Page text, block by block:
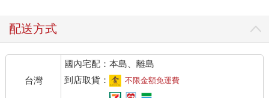
1.布魯克林跳蚤市集Brooklyn Flea
選在同一個場地，同時在每週六營業。布魯克林跳蚤市集的攤家
很多元，從服飾、家具到美食，選擇非常多。這裡的商品一樣主
打復古，古著的二手家具、玩具與vintage服飾，僅此一件的款式
不怕跟人撞，同時這裡也有許多自創設計商品，像是具設計感的
配送方式
台灣
國內宅配：本島、離島
到店取貨：
不限金額免運費